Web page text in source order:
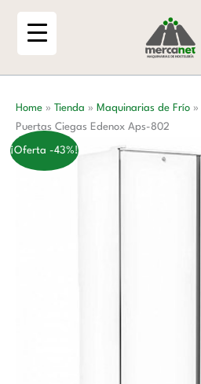
Home » Tienda » Maquinarias de Frío »
Puertas Ciegas Edenox Aps-802
¡Oferta -43%!
Ciegas
Edenox
Aps-
cantidad